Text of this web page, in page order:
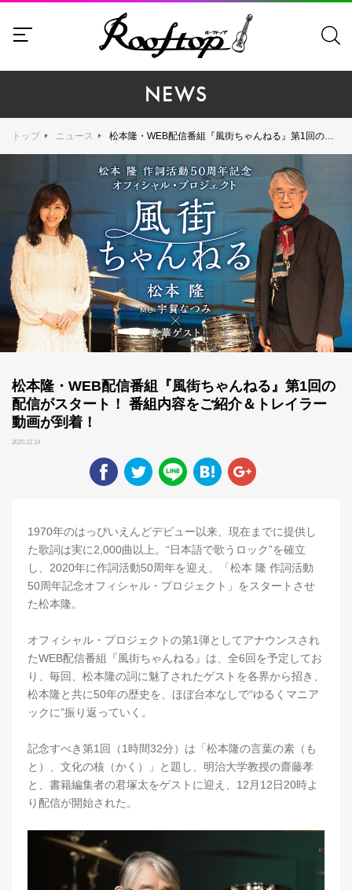
NEWS
トップ ニュース 松本隆・WEB配信番組『風街ちゃんねる』第1回の配信がスタート！ 番組内容をご紹介＆トレイラー動画が到着！
松本隆・WEB配信番組『風街ちゃんねる』第1回の
配信がスタート！ 番組内容をご紹介＆トレイラー
動画が到着！
2020.12.14
1970年のはっぴいえんどデビュー以来、現在までに提供し
た歌詞は実に2,000曲以上。“日本語で歌うロック”を確立
し、2020年に作詞活動50周年を迎え、「松本 隆 作詞活動
50周年記念オフィシャル・プロジェクト」をスタートさせ
た松本隆。
オフィシャル・プロジェクトの第1弾としてアナウンスされ
たWEB配信番組『風街ちゃんねる』は、全6回を予定してお
り、毎回、松本隆の詞に魅了されたゲストを各界から招き、
松本隆と共に50年の歴史を、ほぼ台本なしで“ゆるくマニア
ックに”振り返っていく。
記念すべき第1回（1時間32分）は「松本隆の言葉の素（も
と）、文化の核（かく）」と題し、明治大学教授の齋藤孝
と、書籍編集者の君塚太をゲストに迎え、12月12日20時よ
り配信が開始された。